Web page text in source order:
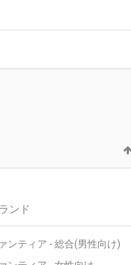
ンド
ンティア - 総合(男性向け)